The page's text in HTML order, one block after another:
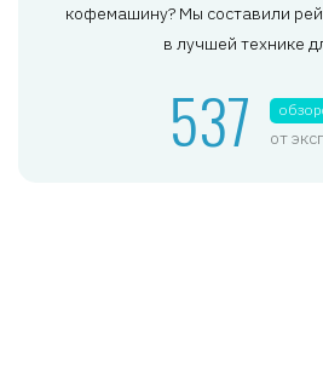
кофемашину? Мы составили
в лучшей технике
537 от